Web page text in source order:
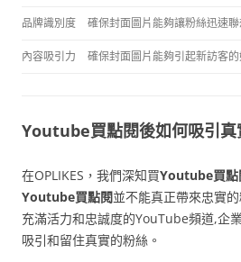
品牌識別度 確保封面圖片能夠讓粉絲迅速
內容吸引力 確保封面圖片能夠引起新訪客的
Youtube買點閱後如何吸引真
在OPLIKES，我們深知買Youtube買點
Youtube買點閱並不能真正帶來忠實
充滿活力和忠誠度的YouTube頻道,企
吸引和留住真實的粉絲。